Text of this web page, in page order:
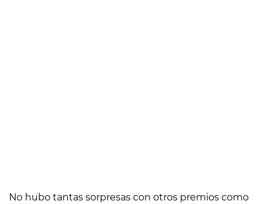
No hubo tantas sorpresas con otros premios como